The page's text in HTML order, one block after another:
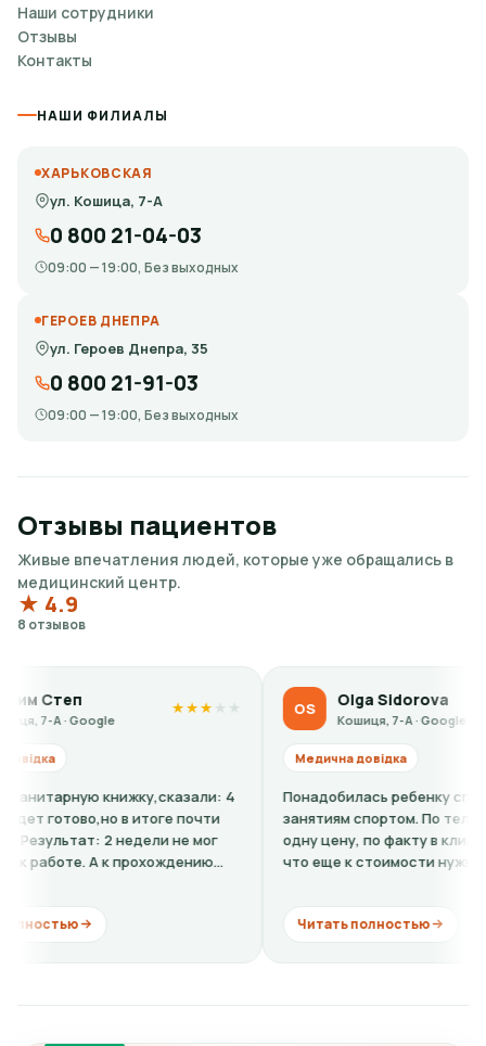
Наши сотрудники
Отзывы
Контакты
НАШИ ФИЛИАЛЫ
ХАРЬКОВСКАЯ
ул. Кошица, 7-А
0 800 21-04-03
09:00 — 19:00, Без выходных
ГЕРОЕВ ДНЕПРА
ул. Героев Днепра, 35
0 800 21-91-03
09:00 — 19:00, Без выходных
Отзывы пациентов
Живые впечатления людей, которые уже обращались в
медицинский центр.
★ 4.9
8 отзывов
книжку,сказали: 4
в итоге почти
2 недели не мог
А к прохождению
OS Olga Sidorova
Кошиця, 7-А · Google
★
Медична довідка
Понадобилась ребенку справка-
занятиям спортом. По телефону
одну цену, по факту в клинике
что еще к стоимости нужно добавить
Читать полностью